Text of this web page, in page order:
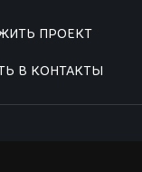
ПРОЕКТ
В КОНТАКТЫ